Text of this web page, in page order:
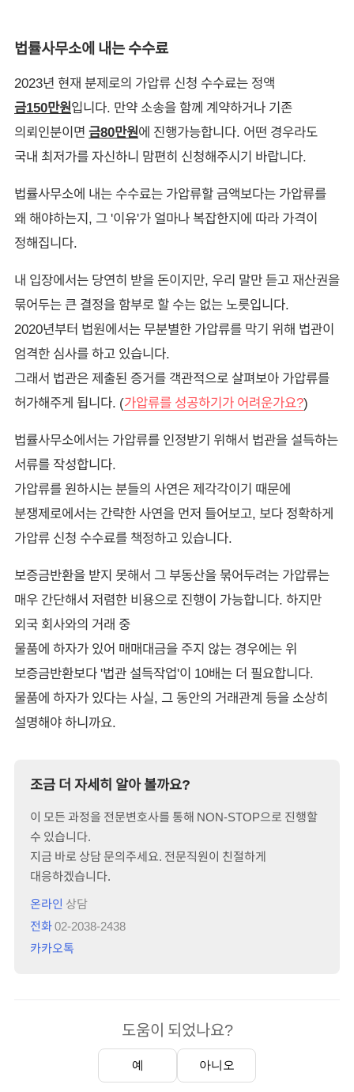
법률사무소에 내는 수수료
2023년 현재 분제로의 가압류 신청 수수료는 정액
금150만원입니다. 만약 소송을 함께 계약하거나 기존
의뢰인분이면 금80만원에 진행가능합니다. 어떤 경우라도
국내 최저가를 자신하니 맘편히 신청해주시기 바랍니다.
법률사무소에 내는 수수료는 가압류할 금액보다는 가압류를
왜 해야하는지, 그 '이유'가 얼마나 복잡한지에 따라 가격이
정해집니다.
내 입장에서는 당연히 받을 돈이지만, 우리 말만 듣고 재산권을
묶어두는 큰 결정을 함부로 할 수는 없는 노릇입니다.
2020년부터 법원에서는 무분별한 가압류를 막기 위해 법관이
엄격한 심사를 하고 있습니다.
그래서 법관은 제출된 증거를 객관적으로 살펴보아 가압류를
허가해주게 됩니다. (가압류를 성공하기가 어려운가요?)
법률사무소에서는 가압류를 인정받기 위해서 법관을 설득하는
서류를 작성합니다.
가압류를 원하시는 분들의 사연은 제각각이기 때문에
분쟁제로에서는 간략한 사연을 먼저 들어보고, 보다 정확하게
가압류 신청 수수료를 책정하고 있습니다.
보증금반환을 받지 못해서 그 부동산을 묶어두려는 가압류는
매우 간단해서 저렴한 비용으로 진행이 가능합니다. 하지만
외국 회사와의 거래 중
물품에 하자가 있어 매매대금을 주지 않는 경우에는 위
보증금반환보다 '법관 설득작업'이 10배는 더 필요합니다.
물품에 하자가 있다는 사실, 그 동안의 거래관계 등을 소상히
설명해야 하니까요.
조금 더 자세히 알아 볼까요?
이 모든 과정을 전문변호사를 통해 NON-STOP으로 진행할
수 있습니다.
지금 바로 상담 문의주세요. 전문직원이 친절하게
대응하겠습니다.
온라인 상담
전화02-2038-2438
카카오톡
도움이 되었나요?
예 아니오